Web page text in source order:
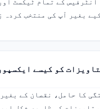
بغیر آپ کی منتخب کردہ
کو کیسے